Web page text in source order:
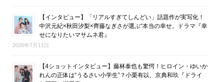
【インタビュー】「リアルすぎてしんどい」話題作が実写化！
中沢元紀×秋田汐梨×齊藤なぎさが選ぶ“本当の幸せ。ドラマ『幸
せになりたいマサムネ君』
2026年7月11日
【4ショットインタビュー】藤林泰也も驚愕！ヒロイン・ゆいか
れんの正体は“うるさい小学生”？小栗有以、京典和玖『ドライ